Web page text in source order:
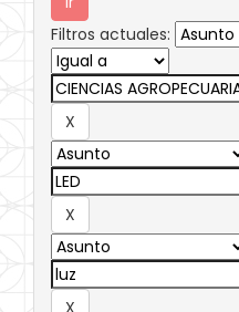
Filtros actuales: